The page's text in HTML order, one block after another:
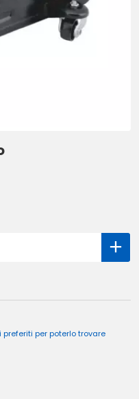
per poterlo trovare